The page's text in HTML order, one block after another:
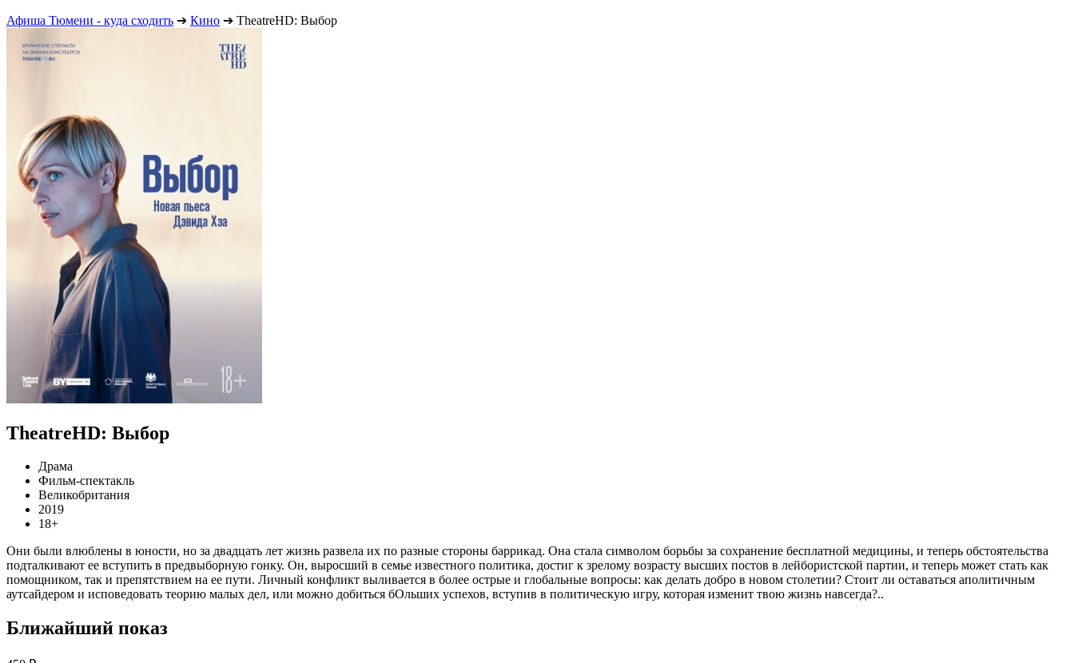
Афиша Тюмени - куда сходить ➔ Кино ➔ TheatreHD: Выбор
TheatreHD: Выбор
Драма
Фильм-спектакль
Великобритания
2019
18+
Они были влюблены в юности, но за двадцать лет жизнь развела их по разные стороны баррикад. Она стала символом борьбы за сохранение бесплатной медицины, и теперь обстоятельства
подталкивают ее вступить в предвыборную гонку. Он, выросший в семье известного политика, достиг к зрелому возрасту высших постов в лейбористской партии, и теперь может стать как
помощником, так и препятствием на ее пути. Личный конфликт выливается в более острые и глобальные вопросы: как делать добро в новом столетии? Стоит ли оставаться аполитичным
аутсайдером и исповедовать теорию малых дел, или можно добиться бОльших успехов, вступив в политическую игру, которая изменит твою жизнь навсегда?..
Ближайший показ